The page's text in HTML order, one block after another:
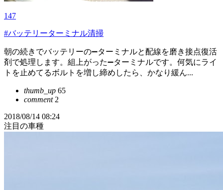
147
#バッテリーターミナル清掃
朝の続きでバッテリーの➖ターミナルと配線を磨き接点復活
剤で処理します。組上がった➖ターミナルです。何気にライ
トを止めてるボルトを増し締めしたら、かなり緩ん...
thumb_up 65
comment2
2018/08/14 08:24
注目の車種